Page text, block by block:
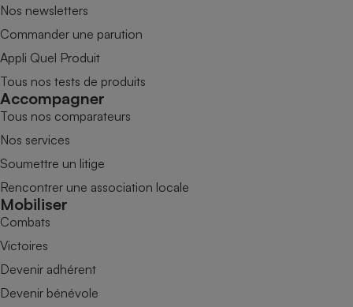
Nos newsletters
Commander une parution
Appli Quel Produit
Tous nos tests de produits
Accompagner
Tous nos comparateurs
Nos services
Soumettre un litige
Rencontrer une association locale
Mobiliser
Combats
Victoires
Devenir adhérent
Devenir bénévole